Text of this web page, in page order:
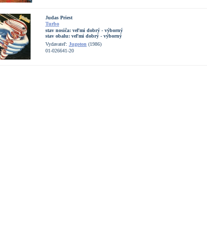
Judas Priest
Turbo
stav nosiča: veľmi dobrý - výborný
stav obalu: veľmi dobrý - výborný
Vydavateľ: Jugoton (1986)
01-026641-20